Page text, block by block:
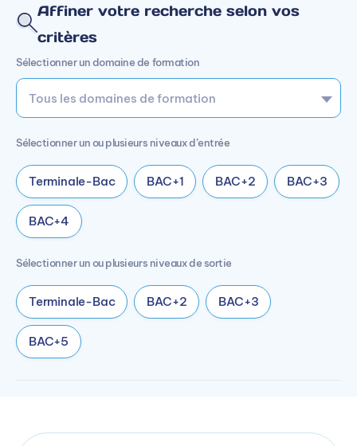
Affiner votre recherche selon vos
critères
Sélectionner un domaine de formation
Sélectionner un ou plusieurs niveaux d’entrée
Terminale-Bac BAC+1 BAC+2 BAC+3
BAC+4
Sélectionner un ou plusieurs niveaux de sortie
Terminale-Bac BAC+2 BAC+3
BAC+5